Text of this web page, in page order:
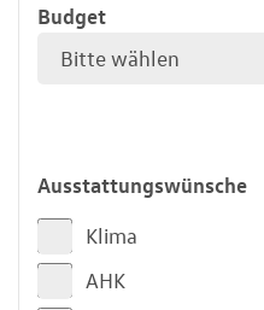
Budget
Ausstattungswünsche
Klima
AHK